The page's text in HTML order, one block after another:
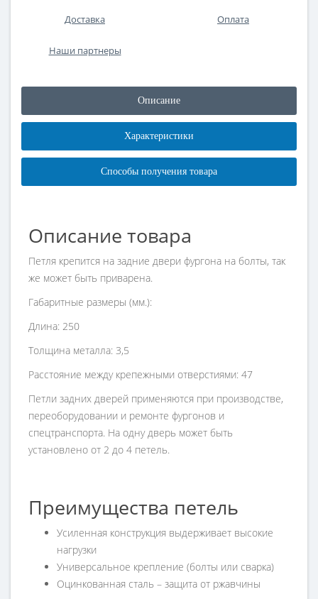
Доставка Оплата
Наши партнеры
Описание
Характеристики
Способы получения товара
Описание товара
Петля крепится на задние двери фургона на болты, так
же может быть приварена.
Габаритные размеры (мм.):
Длина: 250
Толщина металла: 3,5
Расстояние между крепежными отверстиями: 47
Петли задних дверей применяются при производстве,
переоборудовании и ремонте фургонов и
спецтранспорта. На одну дверь может быть
установлено от 2 до 4 петель.
Преимущества петель
Усиленная конструкция выдерживает высокие
нагрузки
Универсальное крепление (болты или сварка)
Оцинкованная сталь – защита от ржавчины